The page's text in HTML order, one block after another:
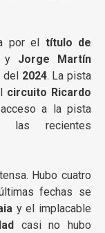
por el título de
y Jorge Martín
2024. La pista
circuito Ricardo
a la pista
las recientes
Hubo cuatro
fechas se
y el implacable
casi no hubo